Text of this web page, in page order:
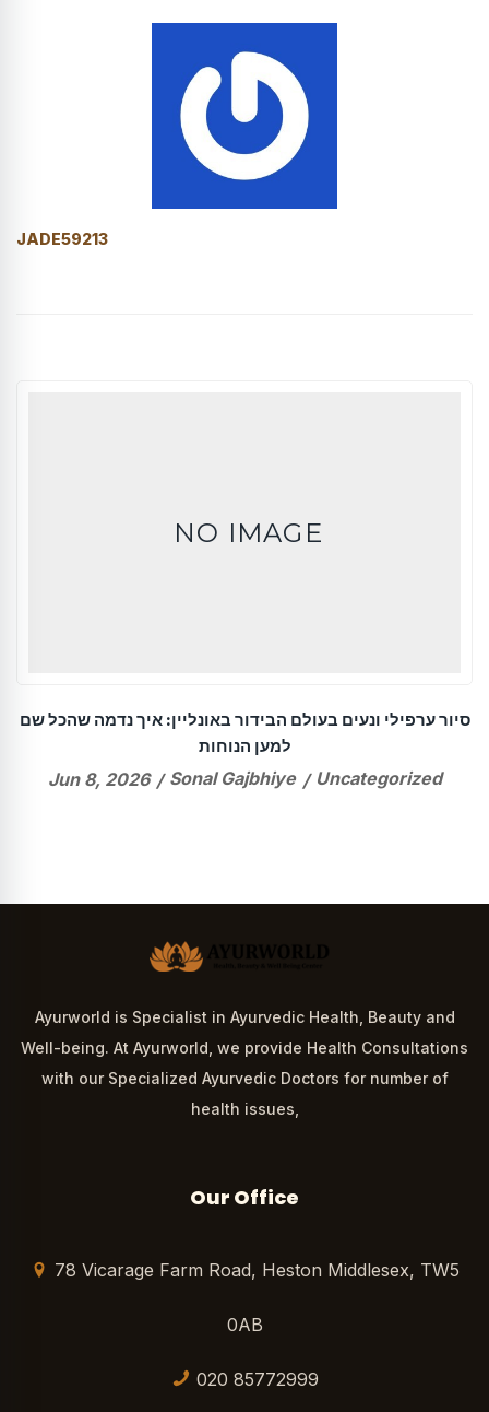
JADE59213
NO IMAGE
סיור ערפילי ונעים בעולם הבידור באונליין: איך נדמה שהכל שם
למען הנוחות
Jun 8, 2026 Sonal Gajbhiye Uncategorized
Ayurworld is Specialist in Ayurvedic Health, Beauty and
Well-being. At Ayurworld, we provide Health Consultations
with our Specialized Ayurvedic Doctors for number of
health issues,
Our Office
78 Vicarage Farm Road, Heston Middlesex, TW5
0AB
020 85772999